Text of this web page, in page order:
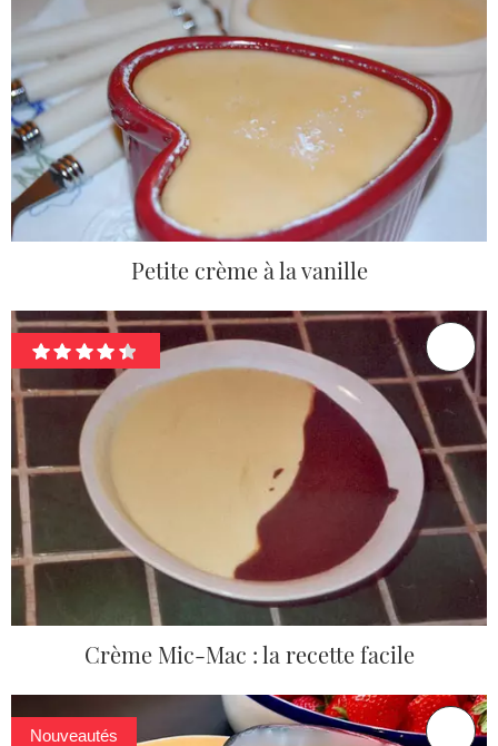
Petite crème à la vanille
Crème Mic-Mac : la recette facile
Nouveautés